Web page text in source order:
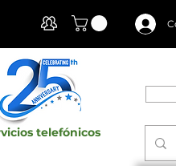
telefónicos